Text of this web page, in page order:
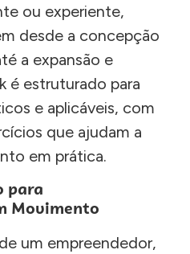
ou experiente,
desde a concepção
a expansão e
é estruturado para
e aplicáveis, com
que ajudam a
em prática.
para
Movimento
um empreendedor,